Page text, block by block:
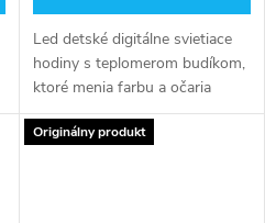
Led detské digitálne svietiace
hodiny s teplomerom budíkom,
ktoré menia farbu a očaria
všetky detské oči.
Originálny produkt